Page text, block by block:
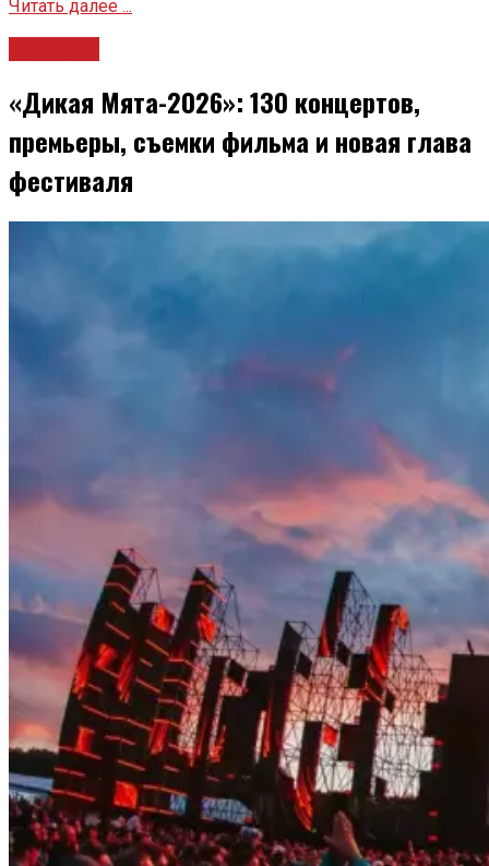
Читать далее ...
«Дикая Мята-2026»: 130 концертов,
премьеры, съемки фильма и новая глава
фестиваля